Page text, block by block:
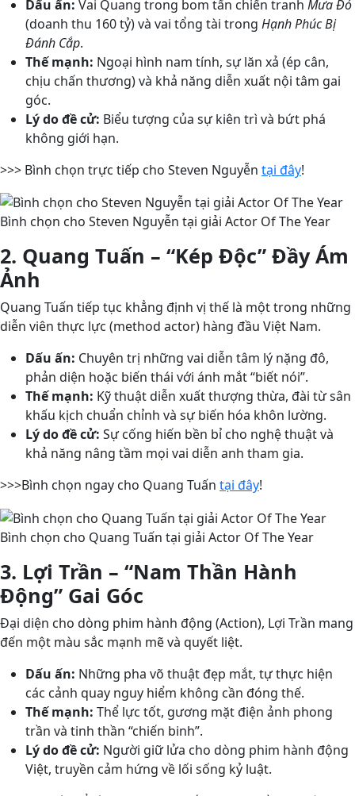
Dấu ấn: Vai Quang trong bom tấn chiến tranh Mưa Đỏ
(doanh thu 160 tỷ) và vai tổng tài trong Hạnh Phúc Bị
Đánh Cắp.
Thế mạnh: Ngoại hình nam tính, sự lăn xả (ép cân,
chịu chấn thương) và khả năng diễn xuất nội tâm gai
góc.
Lý do đề cử: Biểu tượng của sự kiên trì và bứt phá
không giới hạn.
>>> Bình chọn trực tiếp cho Steven Nguyễn tại đây!
Bình chọn cho Steven Nguyễn tại giải Actor Of The Year
2. Quang Tuấn – “Kép Độc” Đầy Ám
Ảnh
Quang Tuấn tiếp tục khẳng định vị thế là một trong những
diễn viên thực lực (method actor) hàng đầu Việt Nam.
Dấu ấn: Chuyên trị những vai diễn tâm lý nặng đô,
phản diện hoặc biến thái với ánh mắt “biết nói”.
Thế mạnh: Kỹ thuật diễn xuất thượng thừa, đài từ sân
khấu kịch chuẩn chỉnh và sự biến hóa khôn lường.
Lý do đề cử: Sự cống hiến bền bỉ cho nghệ thuật và
khả năng nâng tầm mọi vai diễn anh tham gia.
>>>Bình chọn ngay cho Quang Tuấn tại đây!
Bình chọn cho Quang Tuấn tại giải Actor Of The Year
3. Lợi Trần – “Nam Thần Hành
Động” Gai Góc
Đại diện cho dòng phim hành động (Action), Lợi Trần mang
đến một màu sắc mạnh mẽ và quyết liệt.
Dấu ấn: Những pha võ thuật đẹp mắt, tự thực hiện
các cảnh quay nguy hiểm không cần đóng thế.
Thế mạnh: Thể lực tốt, gương mặt điện ảnh phong
trần và tinh thần “chiến binh”.
Lý do đề cử: Người giữ lửa cho dòng phim hành động
Việt, truyền cảm hứng về lối sống kỷ luật.